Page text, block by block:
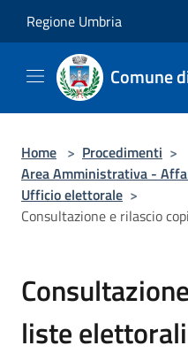
Regione Umbria
Comune
Home > Procedimenti >
Area Amministrativa -
Ufficio elettorale >
Consultazione e rilascio
liste elettorali